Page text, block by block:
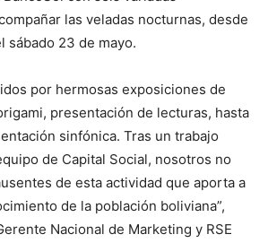
las veladas nocturnas, desde
sábado 23 de mayo.
por hermosas exposiciones de
presentación de lecturas, hasta
sinfónica. Tras un trabajo
de Capital Social, nosotros no
de esta actividad que aporta a
de la población boliviana”,
Nacional de Marketing y RSE